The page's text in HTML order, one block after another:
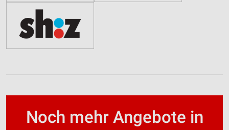
Noch mehr Angebote in